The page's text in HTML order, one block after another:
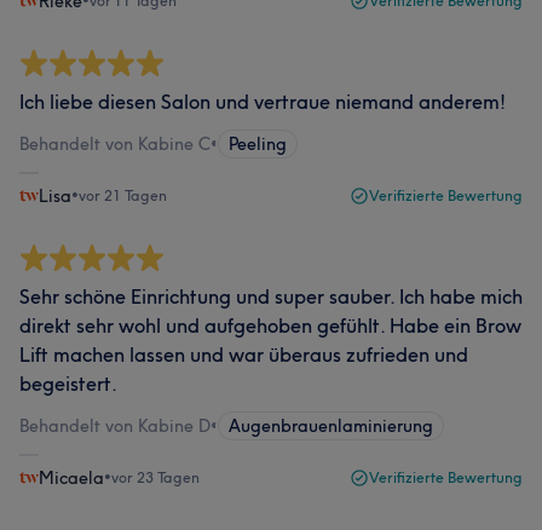
Ich liebe diesen Salon und vertraue niemand anderem!
Behandelt von Kabine C• Peeling
Lisa•vor 21 Tagen Verifizierte Bewertung
Sehr schöne Einrichtung und super sauber. Ich habe mich
direkt sehr wohl und aufgehoben gefühlt. Habe ein Brow
Lift machen lassen und war überaus zufrieden und
begeistert.
Behandelt von Kabine D• Augenbrauenlaminierung
Micaela•vor 23 Tagen Verifizierte Bewertung